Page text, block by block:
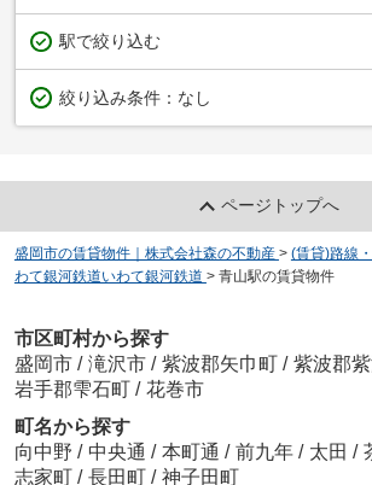
駅で絞り込む
絞り込み条件： なし
ページトップへ
盛岡市の賃貸物件｜株式会社森の不動産 > (賃貸)路線
わて銀河鉄道いわて銀河鉄道 > 青山駅の賃貸物件
市区町村から探す
盛岡市 / 滝沢市 / 紫波郡矢巾町 / 紫波郡
岩手郡雫石町 / 花巻市
町名から探す
向中野 / 中央通 / 本町通 / 前九年 / 太田 /
志家町 / 長田町 / 神子田町